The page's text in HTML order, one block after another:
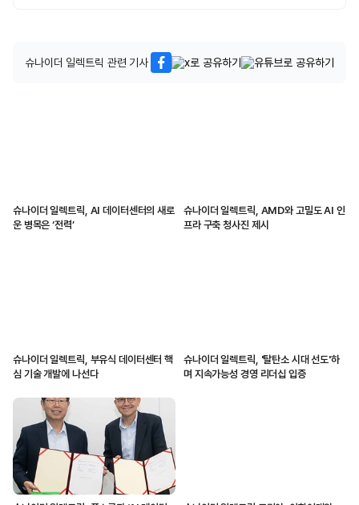
슈나이더 일렉트릭 관련 기사
슈나이더 일렉트릭, AI 데이터센터의 새로
운 병목은 ‘전력’
슈나이더 일렉트릭, AMD와 고밀도 AI 인
프라 구축 청사진 제시
슈나이더 일렉트릭, 부유식 데이터센터 핵
심 기술 개발에 나선다
슈나이더 일렉트릭, '탈탄소 시대 선도'하
며 지속가능성 경영 리더십 입증